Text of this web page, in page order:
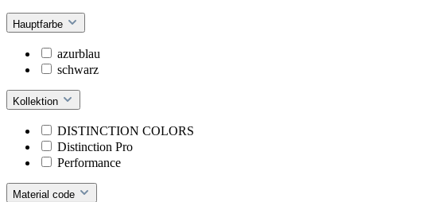
Hauptfarbe
azurblau
schwarz
Kollektion
DISTINCTION COLORS
Distinction Pro
Performance
Material code